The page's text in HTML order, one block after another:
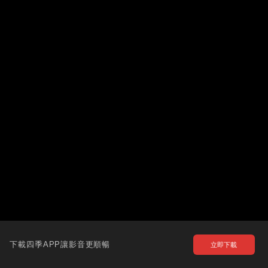
下載四季APP讓影音更順暢 立即下載